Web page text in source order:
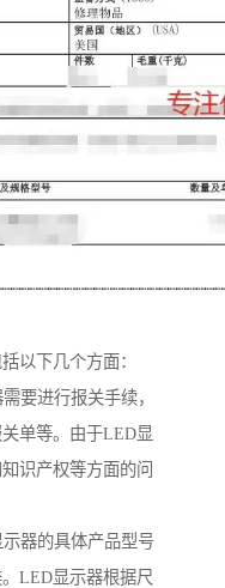
以下几个方面：
要进行报关手续，
单等。由于LED显
识产权等方面的问
器的具体产品型号
LED显示器根据尺